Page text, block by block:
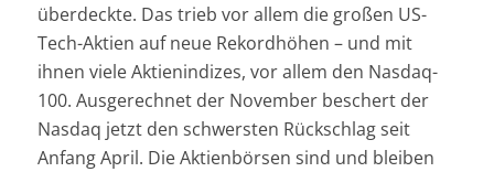
überdeckte. Das trieb vor allem die großen US-
Tech-Aktien auf neue Rekordhöhen – und mit
ihnen viele Aktienindizes, vor allem den Nasdaq-
100. Ausgerechnet der November beschert der
Nasdaq jetzt den schwersten Rückschlag seit
Anfang April. Die Aktienbörsen sind und bleiben